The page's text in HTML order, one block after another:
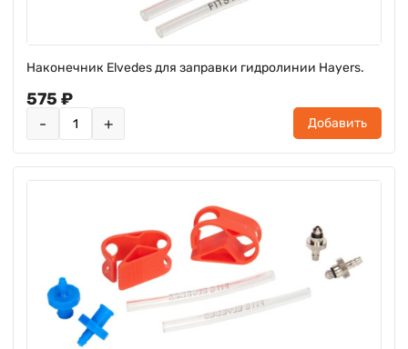
Наконечник Elvedes для заправки гидролинии Hayers.
575 ₽
- + Добавить